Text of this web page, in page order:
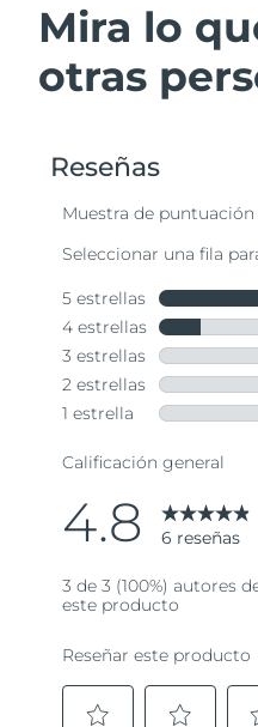
Mira lo
otras